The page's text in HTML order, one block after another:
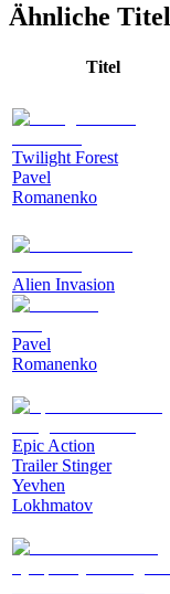
Ähnliche Titel
Titel
Twilight Forest
Pavel
Romanenko
Alien Invasion
Pavel
Romanenko
Epic Action
Trailer Stinger
Yevhen
Lokhmatov